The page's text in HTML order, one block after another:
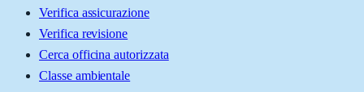
Verifica assicurazione
Verifica revisione
Cerca officina autorizzata
Classe ambientale